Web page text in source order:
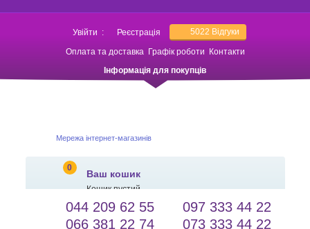
Увійти : Реєстрація 5022 Відгуки
Оплата та доставка Графік роботи
Контакти
Інформація для покупців
Мережа інтернет-магазинів
0
Ваш кошик
Кошик пустий
salessameto@gmail.com
Зворотній зв'язок
Мова сайту
044 209 62 55
097 333 44 22
066 381 22 74
073 333 44 22